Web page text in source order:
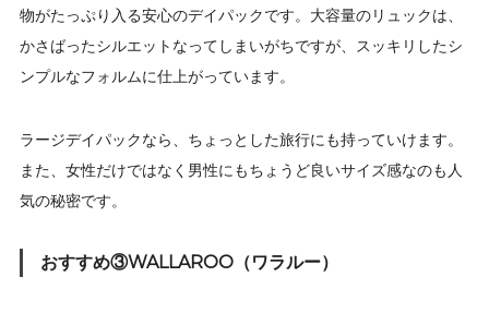
物がたっぷり入る安心のデイパックです。大容量のリュックは、
かさばったシルエットなってしまいがちですが、スッキリしたシ
ンプルなフォルムに仕上がっています。
ラージデイパックなら、ちょっとした旅行にも持っていけます。
また、女性だけではなく男性にもちょうど良いサイズ感なのも人
気の秘密です。
おすすめ③WALLAROO（ワラルー）